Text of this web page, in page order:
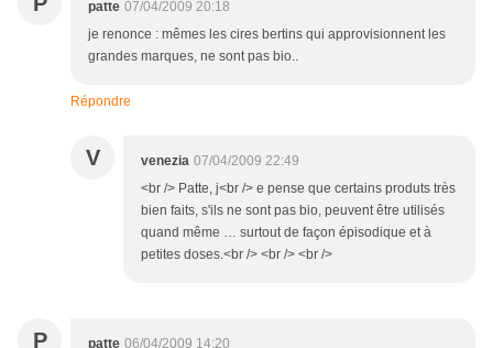
patte 07/04/2009 20:18
je renonce : mêmes les cires bertins qui approvisionnent les
grandes marques, ne sont pas bio..
Répondre
V venezia 07/04/2009 22:49
<br /> Patte, j<br /> e pense que certains produts très
bien faits, s'ils ne sont pas bio, peuvent être utilisés
quand même … surtout de façon épisodique et à
petites doses.<br /> <br /> <br />
P patte 06/04/2009 14:20